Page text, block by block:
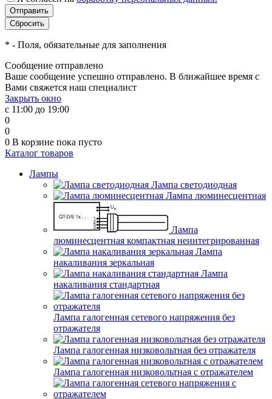
* - Поля, обязательные для заполнения
Сообщение отправлено
Ваше сообщение успешно отправлено. В ближайшее время с
Вами свяжется наш специалист
Закрыть окно
с 11:00 до 19:00
0
0
0 В корзине пока пусто
Каталог товаров
Лампы
Лампа светодиодная
Лампа люминесцентная
Лампа
люминесцентная компактная неинтегрированная
Лампа
накаливания зеркальная
Лампа
накаливания стандартная
Лампа галогенная сетевого напряжения без
отражателя
Лампа галогенная низковольтная без отражателя
Лампа галогенная низковольтная с отражателем